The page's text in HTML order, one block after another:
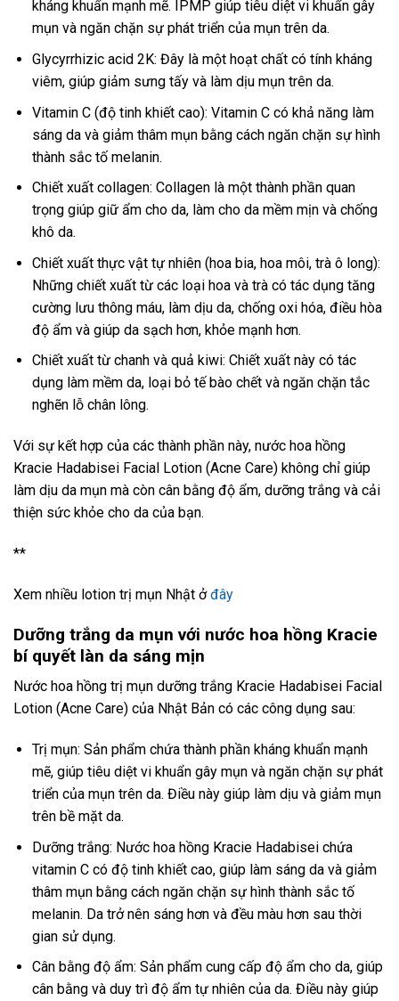
kháng khuẩn mạnh mẽ. IPMP giúp tiêu diệt vi khuẩn gây
mụn và ngăn chặn sự phát triển của mụn trên da.
Glycyrrhizic acid 2K: Đây là một hoạt chất có tính kháng
viêm, giúp giảm sưng tấy và làm dịu mụn trên da.
Vitamin C (độ tinh khiết cao): Vitamin C có khả năng làm
sáng da và giảm thâm mụn bằng cách ngăn chặn sự hình
thành sắc tố melanin.
Chiết xuất collagen: Collagen là một thành phần quan
trọng giúp giữ ẩm cho da, làm cho da mềm mịn và chống
khô da.
Chiết xuất thực vật tự nhiên (hoa bia, hoa môi, trà ô long):
Những chiết xuất từ các loại hoa và trà có tác dụng tăng
cường lưu thông máu, làm dịu da, chống oxi hóa, điều hòa
độ ẩm và giúp da sạch hơn, khỏe mạnh hơn.
Chiết xuất từ chanh và quả kiwi: Chiết xuất này có tác
dụng làm mềm da, loại bỏ tế bào chết và ngăn chặn tắc
nghẽn lỗ chân lông.
Với sự kết hợp của các thành phần này, nước hoa hồng
Kracie Hadabisei Facial Lotion (Acne Care) không chỉ giúp
làm dịu da mụn mà còn cân bằng độ ẩm, dưỡng trắng và cải
thiện sức khỏe cho da của bạn.
**
Xem nhiều lotion trị mụn Nhật ởđây
Dưỡng trắng da mụn với nước hoa hồng Kracie
bí quyết làn da sáng mịn
Nước hoa hồng trị mụn dưỡng trắng Kracie Hadabisei Facial
Lotion (Acne Care) của Nhật Bản có các công dụng sau:
Trị mụn: Sản phẩm chứa thành phần kháng khuẩn mạnh
mẽ, giúp tiêu diệt vi khuẩn gây mụn và ngăn chặn sự phát
triển của mụn trên da. Điều này giúp làm dịu và giảm mụn
trên bề mặt da.
Dưỡng trắng: Nước hoa hồng Kracie Hadabisei chứa
vitamin C có độ tinh khiết cao, giúp làm sáng da và giảm
thâm mụn bằng cách ngăn chặn sự hình thành sắc tố
melanin. Da trở nên sáng hơn và đều màu hơn sau thời
gian sử dụng.
Cân bằng độ ẩm: Sản phẩm cung cấp độ ẩm cho da, giúp
cân bằng và duy trì độ ẩm tự nhiên của da. Điều này giúp